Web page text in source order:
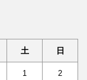
土 日
1 2